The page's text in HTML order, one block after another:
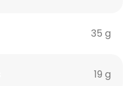
35 g
19 g